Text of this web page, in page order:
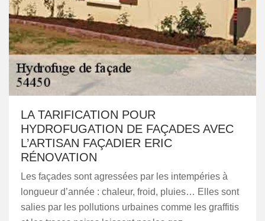
LA TARIFICATION POUR
HYDROFUGATION DE FAÇADES AVEC
L’ARTISAN FAÇADIER ERIC
RÉNOVATION
Les façades sont agressées par les intempéries à
longueur d’année : chaleur, froid, pluies… Elles sont
salies par les pollutions urbaines comme les graffitis